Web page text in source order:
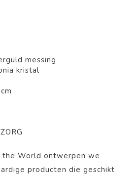
messing
kristal
the World ontwerpen we
producten die geschikt